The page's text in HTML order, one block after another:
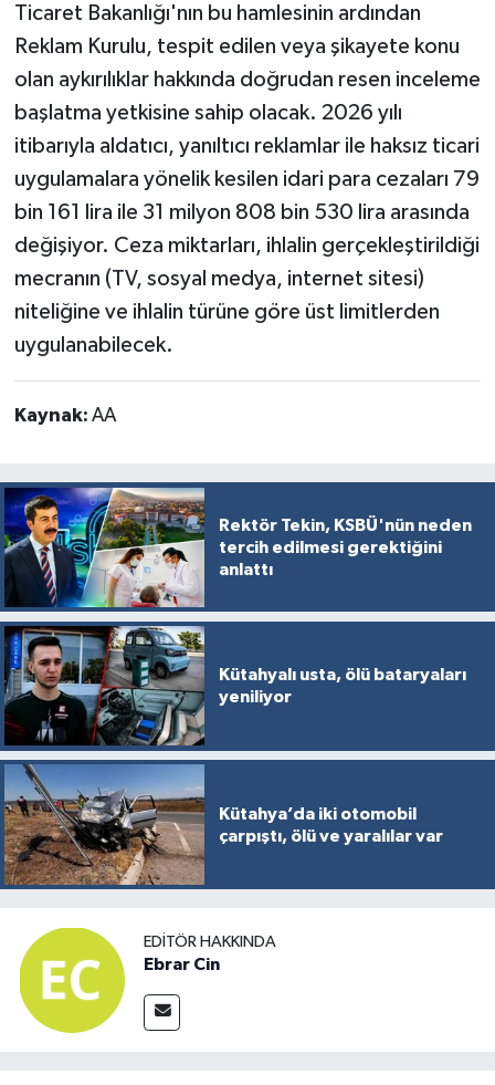
Ticaret Bakanlığı'nın bu hamlesinin ardından
Reklam Kurulu, tespit edilen veya şikayete konu
olan aykırılıklar hakkında doğrudan resen inceleme
başlatma yetkisine sahip olacak. 2026 yılı
itibarıyla aldatıcı, yanıltıcı reklamlar ile haksız ticari
uygulamalara yönelik kesilen idari para cezaları 79
bin 161 lira ile 31 milyon 808 bin 530 lira arasında
değişiyor. Ceza miktarları, ihlalin gerçekleştirildiği
mecranın (TV, sosyal medya, internet sitesi)
niteliğine ve ihlalin türüne göre üst limitlerden
uygulanabilecek.
Kaynak: AA
Rektör Tekin, KSBÜ'nün neden
tercih edilmesi gerektiğini
anlattı
Kütahyalı usta, ölü bataryaları
yeniliyor
Kütahya’da iki otomobil
çarpıştı, ölü ve yaralılar var
EDITÖR HAKKINDA
Ebrar Cin